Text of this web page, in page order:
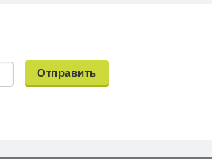
Отправить